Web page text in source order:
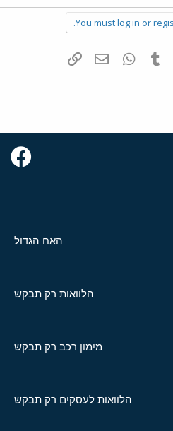
You must log in or
Pinterest
Tumblr
WhatsAppדואר אלקטרוני
האח הגדול
הלוואות רק תבקש
מימון רכב רק תבקש
הלוואות לעסקים רק תבקש